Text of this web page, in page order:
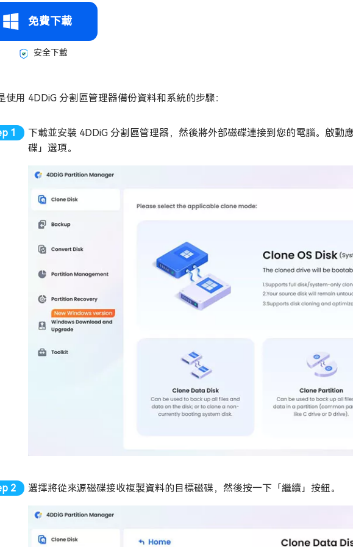
免費下載
安全下載
使用 4DDiG 分割區管理器備份資料和系統的步驟：
下載並安裝 4DDiG 分割區管理器，然後將外部磁碟連接到您的電腦。啟動
碟」選項。
選擇將從來源磁碟接收複製資料的目標磁碟，然後按一下「繼續」按鈕。